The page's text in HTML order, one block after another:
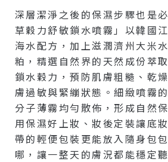
深層潔淨之後的保濕步驟也是
草穀力舒敏鎖水噴霧」以韓國
海水配方，加上滋潤濟州大米
粕，精選自然界的天然成份萃
鎖水穀力，預防肌膚粗糙、乾
膚過敏與緊繃狀態。細緻噴霧
分子薄霧均勻散佈，形成自然
用保濕好上妝、妝後定裝讓底
帶的輕便包裝更能放入隨身包
哪，讓一整天的膚況都能穩定聽